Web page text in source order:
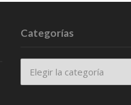
Categorías